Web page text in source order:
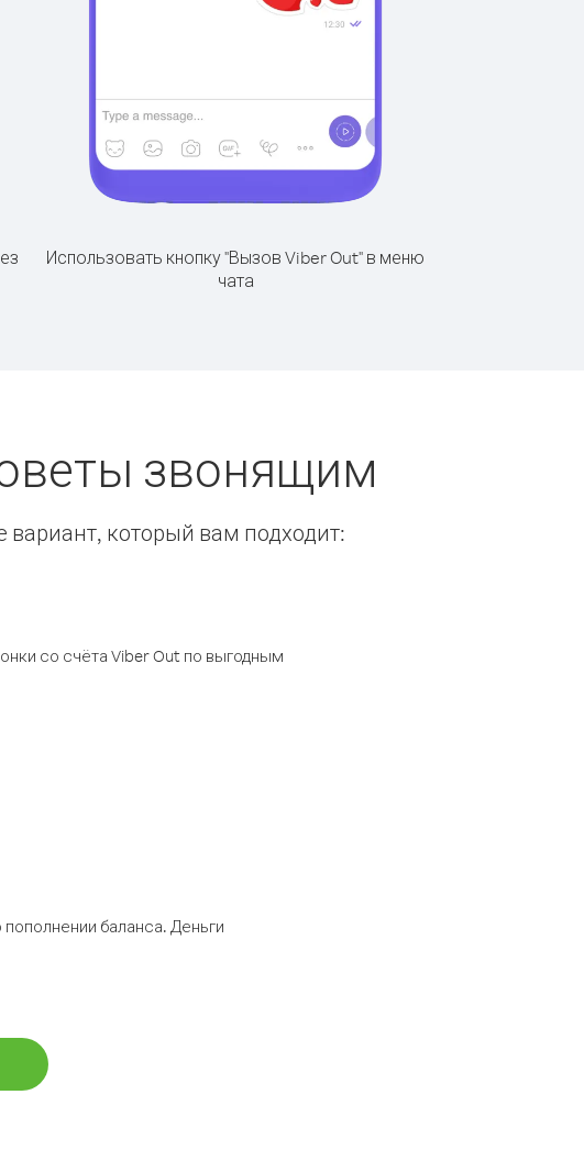
Использовать кнопку "Вызов Viber Out" в меню
чата
звонящим
который вам подходит:
со счёта Viber Out по выгодным
баланса. Деньги